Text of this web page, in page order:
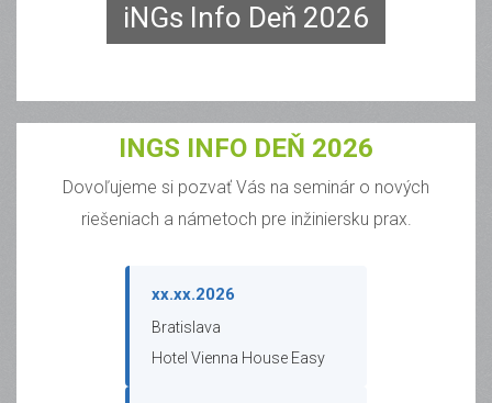
iNGs Info Deň 2026
INGS INFO DEŇ 2026
Dovoľujeme si pozvať Vás na seminár o nových
riešeniach a námetoch pre inžiniersku prax.
xx.xx.2026
Bratislava
Hotel Vienna House Easy